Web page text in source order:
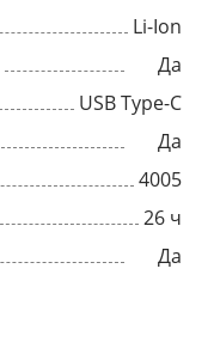
Li-Ion
Да
USB Type-C
Да
4005
26 ч
Да